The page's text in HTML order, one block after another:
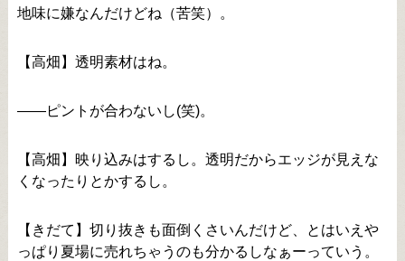
地味に嫌なんだけどね（苦笑）。
【高畑】透明素材はね。
――ピントが合わないし(笑)。
【高畑】映り込みはするし。透明だからエッジが見えな
くなったりとかするし。
【きだて】切り抜きも面倒くさいんだけど、とはいえや
っぱり夏場に売れちゃうのも分かるしなぁーっていう。